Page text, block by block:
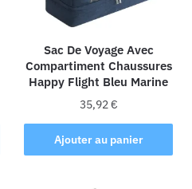
choisies
la
page
du
produit
Sac De Voyage Avec
Compartiment Chaussures
Happy Flight Bleu Marine
35,92€
Ajouter au panier